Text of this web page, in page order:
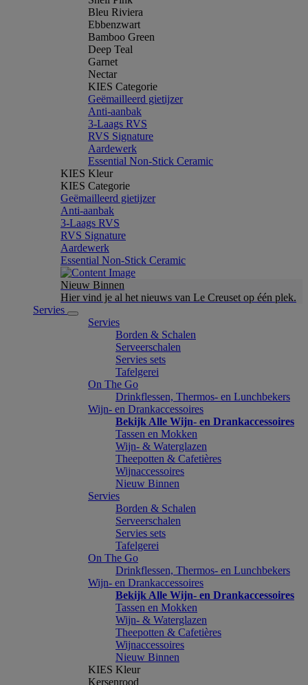
Bleu Riviera
Ebbenzwart
Bamboo Green
Deep Teal
Garnet
Nectar
KIES Categorie
Geëmailleerd gietijzer
Anti-aanbak
3-Laags RVS
RVS Signature
Aardewerk
Essential Non-Stick Ceramic
KIES Kleur
KIES Categorie
Geëmailleerd gietijzer
Anti-aanbak
3-Laags RVS
RVS Signature
Aardewerk
Essential Non-Stick Ceramic
Nieuw Binnen
Hier vind je al het nieuws van Le Creuset op één plek.
Servies
Servies
Borden & Schalen
Serveerschalen
Servies sets
Tafelgerei
On The Go
Drinkflessen, Thermos- en Lunchbekers
Wijn- en Drankaccessoires
Bekijk Alle Wijn- en Drankaccessoires
Tassen en Mokken
Wijn- & Waterglazen
Theepotten & Cafetières
Wijnaccessoires
Nieuw Binnen
Servies
Borden & Schalen
Serveerschalen
Servies sets
Tafelgerei
On The Go
Drinkflessen, Thermos- en Lunchbekers
Wijn- en Drankaccessoires
Bekijk Alle Wijn- en Drankaccessoires
Tassen en Mokken
Wijn- & Waterglazen
Theepotten & Cafetières
Wijnaccessoires
Nieuw Binnen
KIES Kleur
Kersenrood